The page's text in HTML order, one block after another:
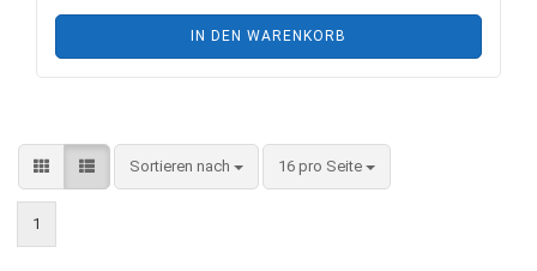
IN DEN WARENKORB
Sortieren nach
Sortieren nach 16 pro Seite
pro Seite
1